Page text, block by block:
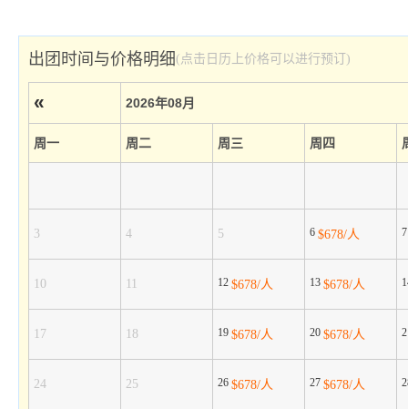
出团时间与价格明细(点击日历上价格可以进行预订)
« 2026年08月
周一 周二 周三 周四
3 4 5 6 $678/人
10 11 12 $678/人 13 $678/人
17 18 19 $678/人 20 $678/人
24 25 26 $678/人 27 $678/人